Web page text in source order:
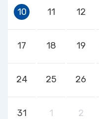
10 11 12
17 18 19
24 25 26
31 1 2